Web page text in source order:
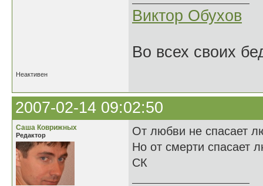
Виктор Обухов
Во всех своих
Неактивен
2007-02-14 09:02:50
Саша Коврижных
Редактор
От любви не спасает
Но от смерти спасает
СК